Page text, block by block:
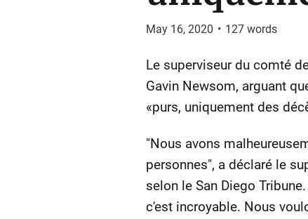
May 16, 2020 • 127words
Le superviseur du comté
Gavin Newsom, arguant
«purs, uniquement des
"Nous avons
personnes", a déclaré le
selon le San Diego
c'est incroyable. Nous